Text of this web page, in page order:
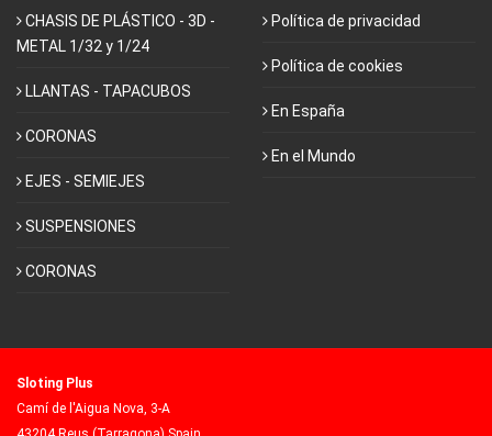
CHASIS DE PLÁSTICO - 3D -
METAL 1/32 y 1/24
LLANTAS - TAPACUBOS
CORONAS
EJES - SEMIEJES
SUSPENSIONES
CORONAS
Política de privacidad
Política de cookies
En España
En el Mundo
Sloting Plus
Camí de l'Aigua Nova, 3-A